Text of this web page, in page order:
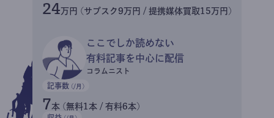
24万円 (サブスク9万円 / 提携媒体買取15万円)
ここでしか読めない
有料記事を中心に配信
コラムニスト
記事数 (/月)
7本 (無料1本 / 有料6本)